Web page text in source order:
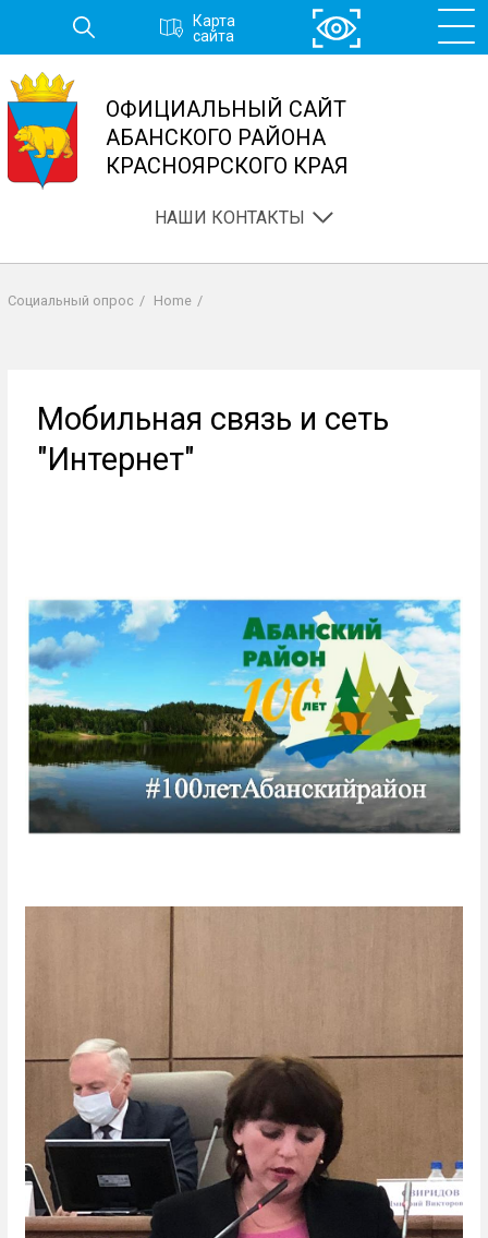
основному
содержанию
Карта
сайта
ОФИЦИАЛЬНЫЙ САЙТ
АБАНСКОГО РАЙОНА
КРАСНОЯРСКОГО КРАЯ
НАШИ КОНТАКТЫ
Социальный опрос / Home /
Мобильная связь и сеть
"Интернет"